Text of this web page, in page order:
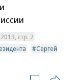
стр. 2
Сергей